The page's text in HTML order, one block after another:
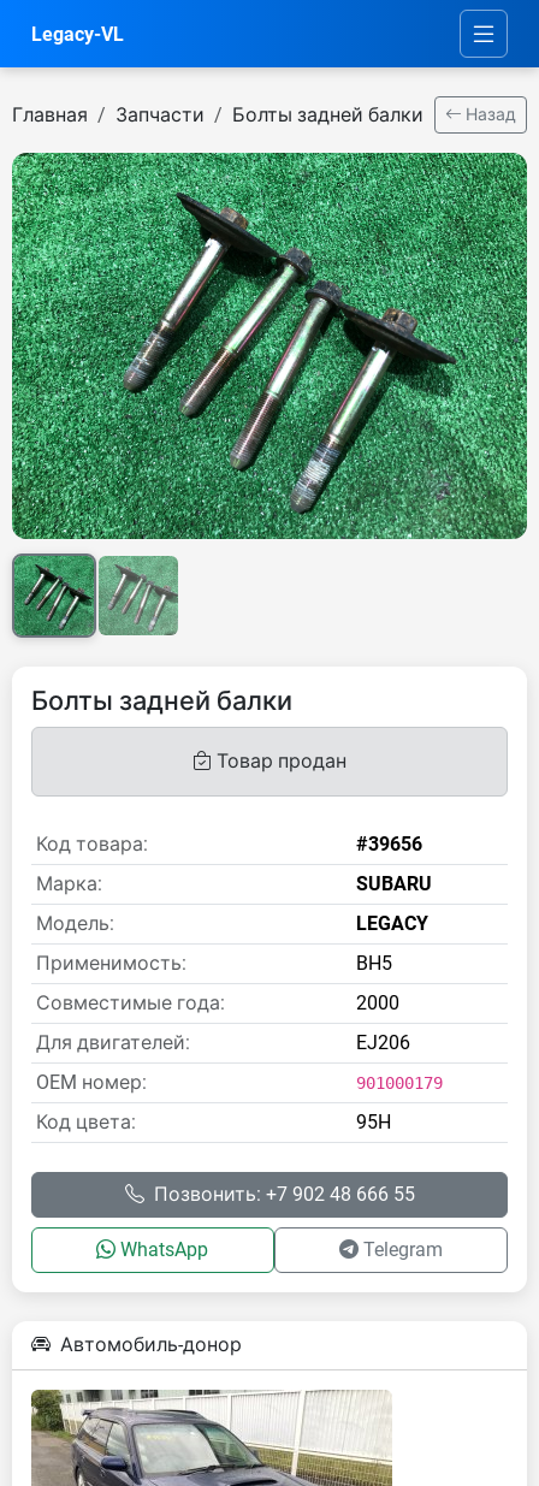
Legacy-VL
Главная Запчасти Болты задней балки Назад
Болты задней балки
Товар продан
Код товара:
#39656
Марка:
SUBARU
Модель:
LEGACY
Применимость:
BH5
Совместимые года:
2000
Для двигателей:
EJ206
OEM номер:
901000179
Код цвета: 95H
Позвонить: +7 902 48 666 55
WhatsApp Telegram
Автомобиль-донор